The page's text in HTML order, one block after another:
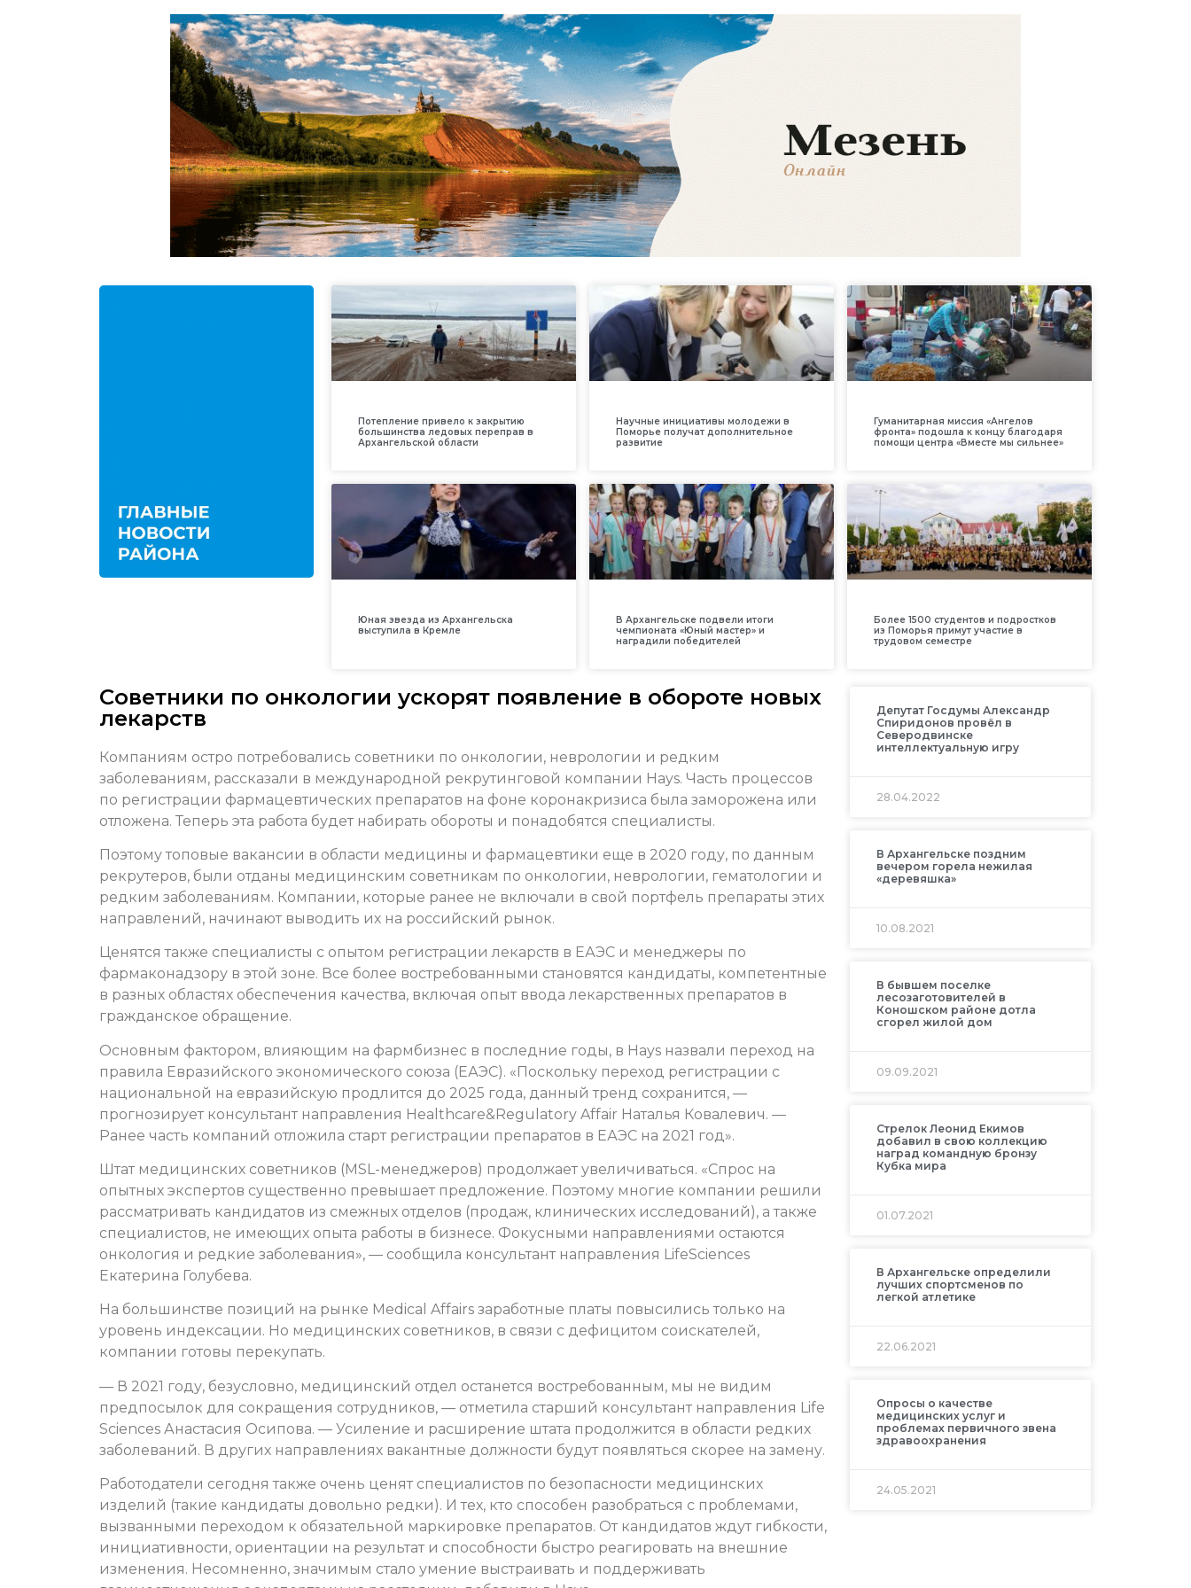
Потепление привело к закрытию
большинства ледовых переправ в
Архангельской области
Научные инициативы молодежи в
Поморье получат дополнительное
развитие
Гуманитарная миссия «Ангелов
фронта» подошла к концу благодаря
помощи центра «Вместе мы сильнее»
Юная звезда из Архангельска
выступила в Кремле
В Архангельске подвели итоги
чемпионата «Юный мастер» и
наградили победителей
Более 1500 студентов и подростков
из Поморья примут участие в
трудовом семестре
Советники по онкологии ускорят появление в обороте новых
лекарств
Компаниям остро потребовались советники по онкологии, неврологии и редким
заболеваниям, рассказали в международной рекрутинговой компании Hays. Часть процессов
по регистрации фармацевтических препаратов на фоне коронакризиса была заморожена или
отложена. Теперь эта работа будет набирать обороты и понадобятся специалисты.
Поэтому топовые вакансии в области медицины и фармацевтики еще в 2020 году, по данным
рекрутеров, были отданы медицинским советникам по онкологии, неврологии, гематологии и
редким заболеваниям. Компании, которые ранее не включали в свой портфель препараты этих
направлений, начинают выводить их на российский рынок.
Ценятся также специалисты с опытом регистрации лекарств в ЕАЭС и менеджеры по
фармаконадзору в этой зоне. Все более востребованными становятся кандидаты, компетентные
в разных областях обеспечения качества, включая опыт ввода лекарственных препаратов в
гражданское обращение.
Основным фактором, влияющим на фармбизнес в последние годы, в Hays назвали переход на
правила Евразийского экономического союза (ЕАЭС). «Поскольку переход регистрации с
национальной на евразийскую продлится до 2025 года, данный тренд сохранится, —
прогнозирует консультант направления Healthcare&Regulatory Affair Наталья Ковалевич. —
Ранее часть компаний отложила старт регистрации препаратов в ЕАЭС на 2021 год».
Штат медицинских советников (MSL-менеджеров) продолжает увеличиваться. «Спрос на
опытных экспертов существенно превышает предложение. Поэтому многие компании решили
рассматривать кандидатов из смежных отделов (продаж, клинических исследований), а также
специалистов, не имеющих опыта работы в бизнесе. Фокусными направлениями остаются
онкология и редкие заболевания», — сообщила консультант направления LifeSciences
Екатерина Голубева.
На большинстве позиций на рынке Medical Affairs заработные платы повысились только на
уровень индексации. Но медицинских советников, в связи с дефицитом соискателей,
компании готовы перекупать.
— В 2021 году, безусловно, медицинский отдел останется востребованным, мы не видим
предпосылок для сокращения сотрудников, — отметила старший консультант направления Life
Sciences Анастасия Осипова. — Усиление и расширение штата продолжится в области редких
заболеваний. В других направлениях вакантные должности будут появляться скорее на замену.
Работодатели сегодня также очень ценят специалистов по безопасности медицинских
изделий (такие кандидаты довольно редки). И тех, кто способен разобраться с проблемами,
вызванными переходом к обязательной маркировке препаратов. От кандидатов ждут гибкости,
инициативности, ориентации на результат и способности быстро реагировать на внешние
изменения. Несомненно, значимым стало умение выстраивать и поддерживать
Депутат Госдумы Александр
Спиридонов провёл в
Северодвинске
интеллектуальную игру
28.04.2022
В Архангельске поздним
вечером горела нежилая
«деревяшка»
10.08.2021
В бывшем поселке
лесозаготовителей в
Коношском районе дотла
сгорел жилой дом
09.09.2021
Стрелок Леонид Екимов
добавил в свою коллекцию
наград командную бронзу
Кубка мира
01.07.2021
В Архангельске определили
лучших спортсменов по
легкой атлетике
22.06.2021
Опросы о качестве
медицинских услуг и
проблемах первичного звена
здравоохранения
24.05.2021